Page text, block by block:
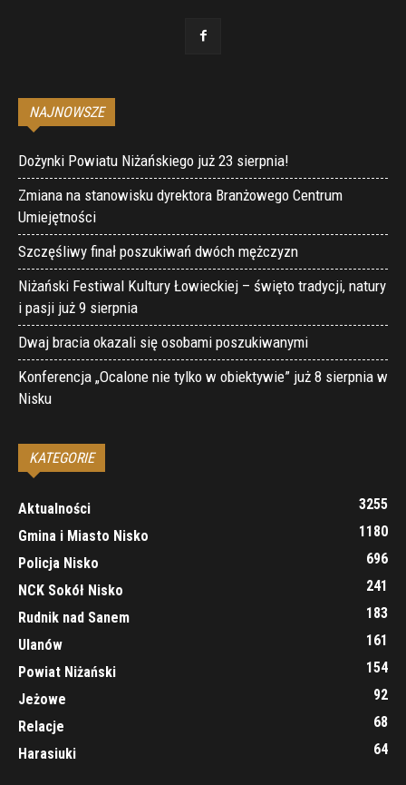
NAJNOWSZE
Dożynki Powiatu Niżańskiego już 23 sierpnia!
Zmiana na stanowisku dyrektora Branżowego Centrum
Umiejętności
Szczęśliwy finał poszukiwań dwóch mężczyzn
Niżański Festiwal Kultury Łowieckiej – święto tradycji, natury
i pasji już 9 sierpnia
Dwaj bracia okazali się osobami poszukiwanymi
Konferencja „Ocalone nie tylko w obiektywie” już 8 sierpnia w
Nisku
KATEGORIE
Aktualności
3255
Gmina i Miasto Nisko
1180
Policja Nisko
696
NCK Sokół Nisko
241
Rudnik nad Sanem
183
Ulanów
161
Powiat Niżański
154
Jeżowe
92
Relacje
68
Harasiuki
64